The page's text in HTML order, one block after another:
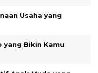
Usaha yang
yang Bikin Kamu